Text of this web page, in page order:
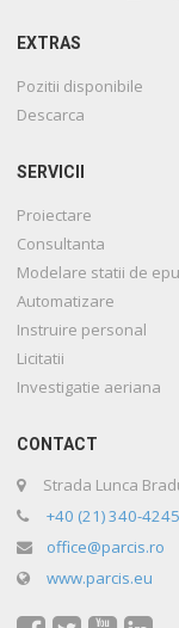
EXTRAS
Pozitii disponibile
Descarca
SERVICII
Proiectare
Consultanta
Modelare statii de
Automatizare
Instruire personal
Licitatii
Investigatie aeriana
CONTACT
Strada Lunca
+40 (21) 340-4245
office@parcis.ro
www.parcis.eu